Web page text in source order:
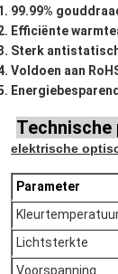
99.99%
Efficiënte
Sterk
Voldoen aan
Technische
elektrische
Parameter
Lichtsterkte
Voorspanning